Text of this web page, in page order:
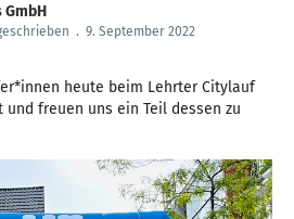
GmbH
. 9. September 2022
heute beim Lehrter Citylauf
freuen uns ein Teil dessen zu